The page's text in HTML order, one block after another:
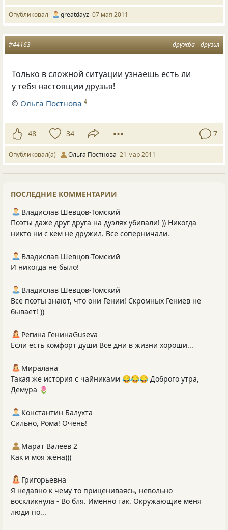
Опубликовал greatdayz 07 мая 2011
дружба друзья
#44163
Только в сложной ситуации узнаешь есть ли
у тебя настоящии друзья!
© Ольга Постнова 4
48 34 7
Опубликовал(а) Ольга Постнова 21 мар 2011
ПОСЛЕДНИЕ КОММЕНТАРИИ
Владислав Шевцов-Томский
Поэты даже друг друга на дуэлях убивали! )) Никогда
никто ни с кем не дружил. Все соперничали.
Владислав Шевцов-Томский
И никогда не было!
Владислав Шевцов-Томский
Все поэты знают, что они Гении! Скромных Гениев не
бывает! ))
Регина ГенинаGuseva
Если есть комфорт души Все дни в жизни хороши...
Миралана
Такая же история с чайниками 😂😂😂 Доброго утра,
Демура 🌷
Константин Балухта
Сильно, Рома! Очень!
Марат Валеев 2
Как и моя жена)))
Григорьевна
Я недавно к чему то прицениваясь, невольно
воскликнула - Во бля. Именно так. Окружающие меня
люди по...